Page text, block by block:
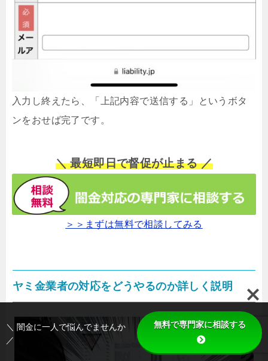
入力し終えたら、「上記内容で送信する」というボタ
ンをおせば完了です。
＼ 最短即日で督促が止まる ／
＞＞まずは無料で相談してみる
ヤミ金業者の対応をどうやるのか詳しく説明
＼ 闇金に一人で悩んでませんか
／
無料で専門家に相談する